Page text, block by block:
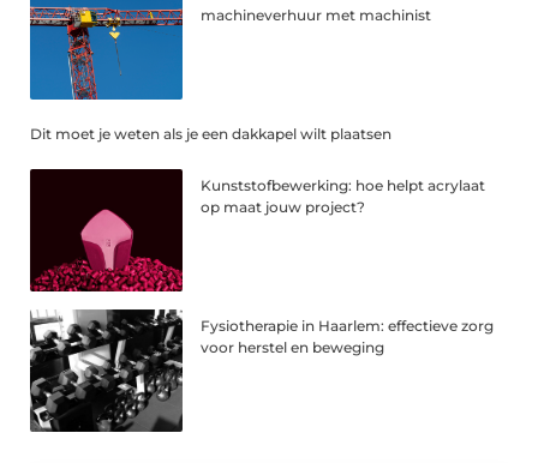
machineverhuur met machinist
Dit moet je weten als je een dakkapel wilt plaatsen
Kunststofbewerking: hoe helpt acrylaat
op maat jouw project?
Fysiotherapie in Haarlem: effectieve zorg
voor herstel en beweging